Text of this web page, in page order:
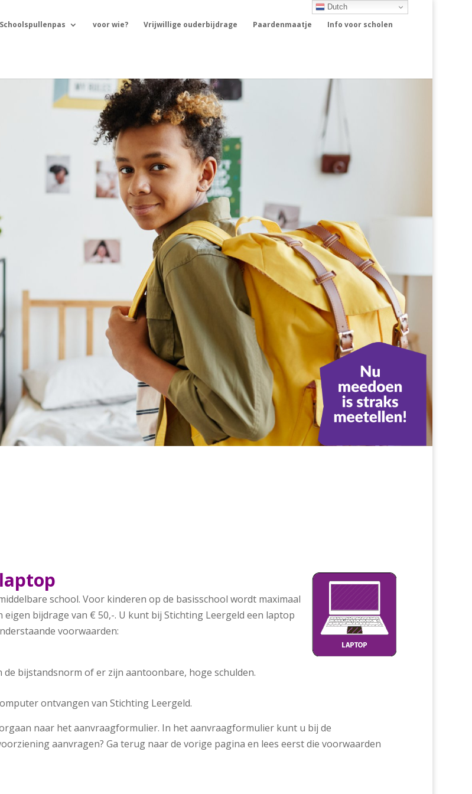
voor wie? Vrijwillige ouderbijdrage Paardenmaatje Info voor scholen
school. Voor kinderen op de basisschool wordt maximaal
bijdrage van € 50,-. U kunt bij Stichting Leergeld een laptop
voorwaarden:
bijstandsnorm of er zijn aantoonbare, hoge schulden.
ontvangen van Stichting Leergeld.
naar het aanvraagformulier. In het aanvraagformulier kunt u bij de
aanvragen? Ga terug naar de vorige pagina en lees eerst die voorwaarden
Dutch